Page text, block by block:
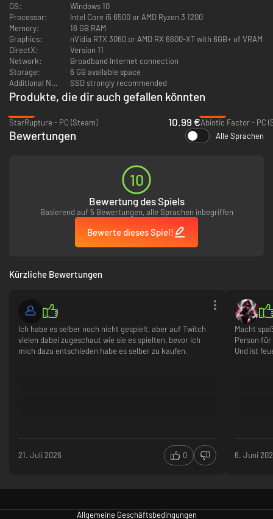
Bauen Sie Ressourcen ab, veredeln Sie Materialien und stellen Sie alles
Nehmen Sie vielfältige Quests an, lüften Sie die Geheimnisse der
vergessenen Zivilisation, handeln Sie mit NSCs oder kämpfen Sie gegen
skrupellose Piraten, während sich die epische Geschichte der Rettung der
Galaxie vor Ihren Augen entfaltet.
Schließen Sie sich mit anderen zusammen, um gewaltige Feinde zu
besiegen, Laserangriffe aus dem Orbit zu starten oder gemeinschaftliche
OS:
Windows 10
Processor:
Intel Core i5 6500 or AMD Ryzen 3 1200
Memory:
16 GB RAM
Graphics:
nVidia RTX 3060 or AMD RX 6600-XT with 6GB+ of VRAM
DirectX:
Version 11
Network:
Broadband Internet connection
Storage:
6 GB available space
Additional Notes:
SSD strongly recommended
Produkte, die dir auch gefallen könnten
StarRupture - PC (Steam)
10.99 €Abiotic Factor - PC
Bewertungen Alle Sprachen
10
Bewertung des Spiels
Basierend auf 5 Bewertungen, alle Sprachen inbegriffen
Bewerte dieses Spiel!
Kürzliche Bewertungen
Ich habe es selber noch nicht gespielt, aber auf Twitch
vielen dabei zugeschaut wie sie es spielten, bevor ich
mich dazu entschieden habe es selber zu kaufen.
21. Juli 2026 0
Macht
Person für
Und ist
6. Juni
Allgemeine Geschäftsbedingungen